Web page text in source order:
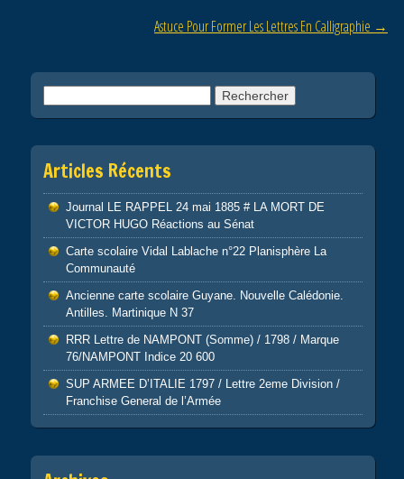
Astuce Pour Former Les Lettres En Calligraphie →
Articles Récents
Journal LE RAPPEL 24 mai 1885 # LA MORT DE
VICTOR HUGO Réactions au Sénat
Carte scolaire Vidal Lablache n°22 Planisphère La
Communauté
Ancienne carte scolaire Guyane. Nouvelle Calédonie.
Antilles. Martinique N 37
RRR Lettre de NAMPONT (Somme) / 1798 / Marque
76/NAMPONT Indice 20 600
SUP ARMEE D’ITALIE 1797 / Lettre 2eme Division /
Franchise General de l’Armée